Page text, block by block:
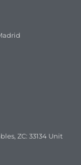
ZC: 33134 Unit